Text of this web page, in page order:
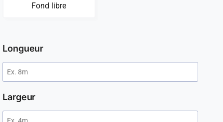
Fond libre
Longueur
Largeur